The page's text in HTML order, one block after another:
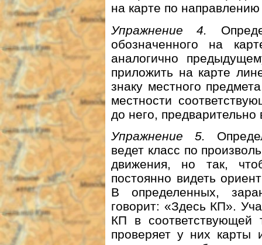
на карте по
Упражнение 4.
обозначенного на
аналогично
приложить на карте
знаку местного
местности
до него,
Упражнение 5.
ведет класс по
движения, но так,
постоянно видеть
В определенных,
говорит: «Здесь КП».
КП в соответствующей
проверяет у них карты